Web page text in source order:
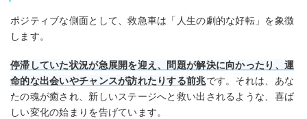
ポジティブな側面として、救急車は「人生の劇的な好転」を象徴
します。
停滞していた状況が急展開を迎え、問題が解決に向かったり、運
命的な出会いやチャンスが訪れたりする前兆です。それは、あな
たの魂が癒され、新しいステージへと救い出されるような、喜ば
しい変化の始まりを告げています。